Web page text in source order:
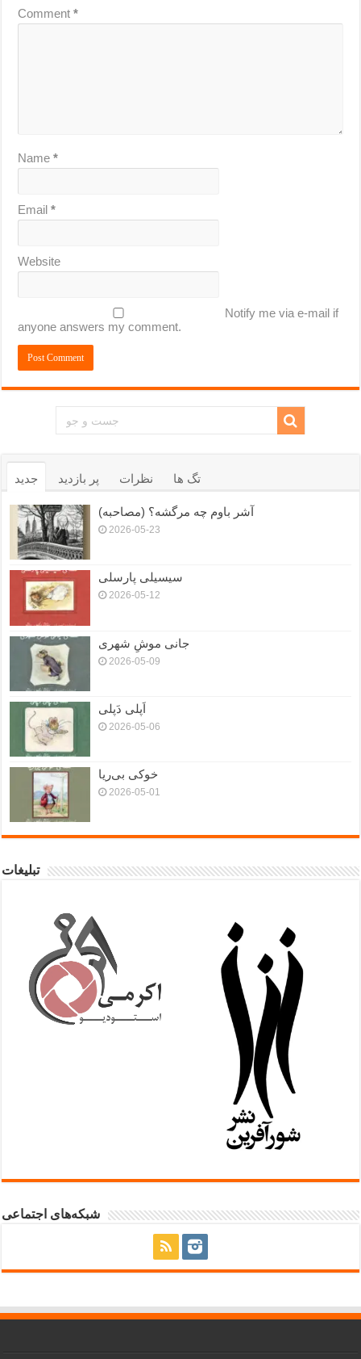
Comment*
Name*
Email*
Website
Notify me via e-mail if
anyone answers my comment.
جدید پر بازدید نظرات تگ ها
آشر باوم چه مرگشه؟ (مصاحبه)
2026-05-23
سیسیلی پارسلی
2026-05-12
جانی موشِ شهری
2026-05-09
اَپلی دَپلی
2026-05-06
خوکی بی‌ریا
2026-05-01
تبلیغات
شبکه‌های اجتماعی